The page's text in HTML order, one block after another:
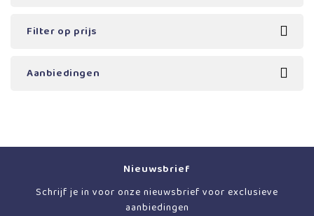
Filter op prijs
Aanbiedingen
Nieuwsbrief
Schrijf je in voor onze nieuwsbrief voor exclusieve
aanbiedingen